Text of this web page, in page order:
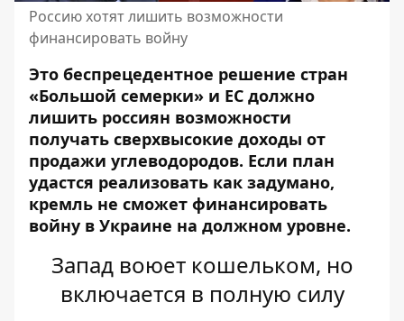
Россию хотят лишить возможности
финансировать войну
Это беспрецедентное решение стран
«Большой семерки» и ЕС должно
лишить россиян возможности
получать сверхвысокие доходы от
продажи углеводородов. Если план
удастся реализовать как задумано,
кремль не сможет финансировать
войну в Украине на должном уровне.
Запад воюет кошельком, но
включается в полную силу